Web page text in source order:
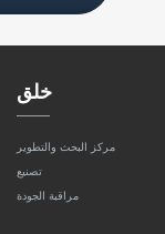
خلق
مركز البحث والتطوير
تصنيع
مراقبة الجودة